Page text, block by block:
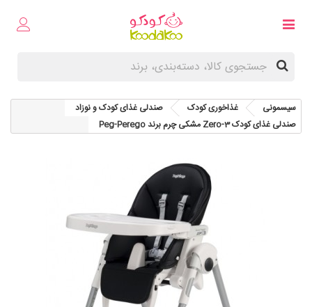
سیسمونی غذاخوری کودک
صندلی غذای کودک و نوزاد
صندلی غذای کودک Zero-3 مشکی چرم برند Peg-Perego